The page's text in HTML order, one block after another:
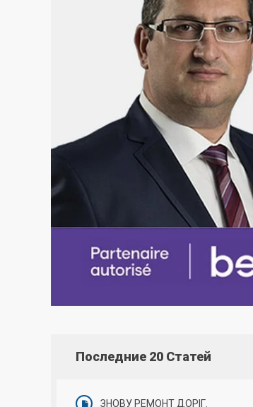
Последние 20 Статей
ЗНОВУ РЕМОНТ ДОРІГ.